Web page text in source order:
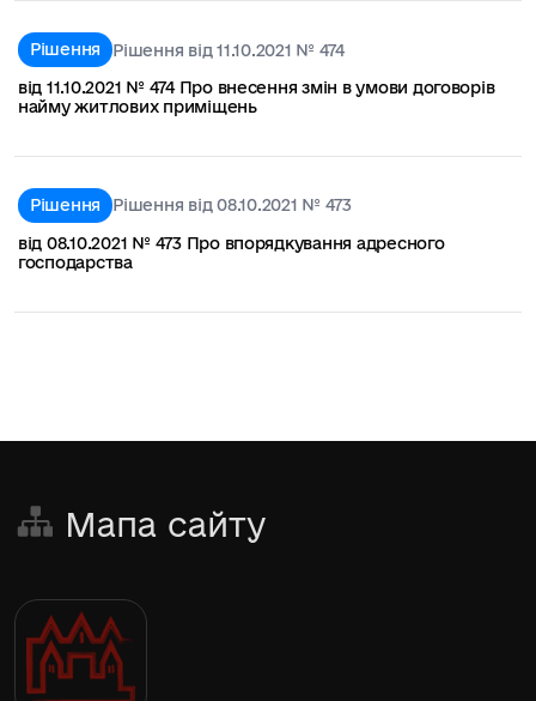
Рішення
Рішення від 11.10.2021 № 474
від 11.10.2021 № 474 Про внесення змін в умови договорів
найму житлових приміщень
Рішення
Рішення від 08.10.2021 № 473
від 08.10.2021 № 473 Про впорядкування адресного
господарства
Мапа сайту